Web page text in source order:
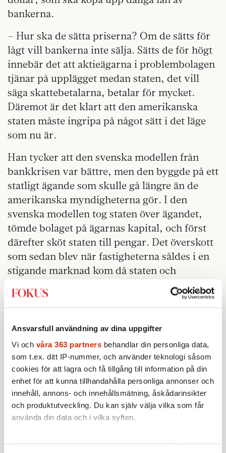
Ansvarsfull användning av dina uppgifter
Vi och våra 363 partners behandlar din personliga data,
som t.ex. ditt IP-nummer, och använder teknologi såsom
cookies för att lagra och få tillgång till information på din
enhet för att kunna tillhandahålla personliga annonser och
innehåll, annons- och innehållsmätning, åskådarinsikter
och produktutveckling. Du kan själv välja vilka som får
använda din data och i vilka syften.
Ta reda på mer om hur dina personliga uppgifter
bankerna.
– Hur ska de sätta priserna? Om de sätts för
lågt vill bankerna inte sälja. Sätts de för högt
innebär det att aktieägarna i problembolagen
tjänar på upplägget medan staten, det vill
säga skattebetalarna, betalar för mycket.
Däremot är det klart att den amerikanska
staten måste ingripa på något sätt i det läge
som nu är.
Han tycker att den svenska modellen från
bankkrisen var bättre, men den byggde på ett
statligt ägande som skulle gå längre än de
amerikanska myndigheterna gör. I den
svenska modellen tog staten över ägandet,
tömde bolaget på ägarnas kapital, och först
därefter sköt staten till pengar. Det överskott
som sedan blev när fastigheterna såldes i en
stigande marknad kom då staten och
skattebetalarna till del, inte de gamla
aktieägarna.
bankerna.
Urban Bäckström är tveksam till att
intervenera i marknaden.
– Det är ingen bra idé att försöka få upp de
amerikanska fastighetspriserna. De ska ner
till mer uthålliga nivåer. Dessutom har